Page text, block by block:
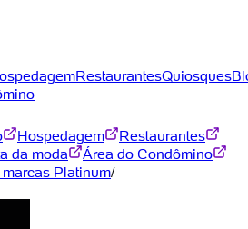
RestaurantesQuiosques
Hospedagem
Restaurantes
da moda
Área do Condômino
Platinum/